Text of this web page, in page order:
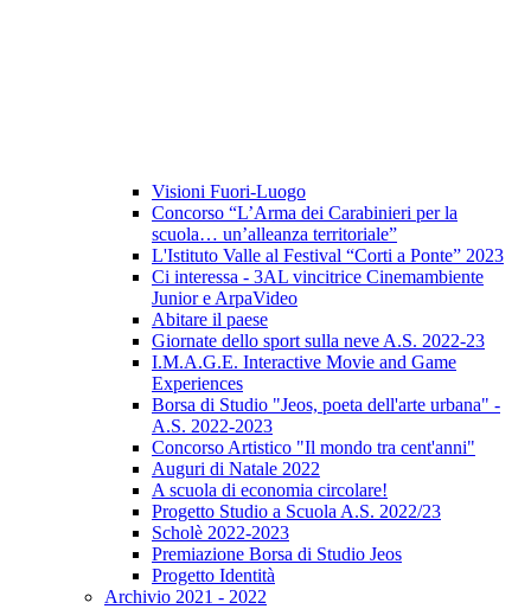
Visioni Fuori-Luogo
Concorso “L’Arma dei Carabinieri per la
scuola… un’alleanza territoriale”
L'Istituto Valle al Festival “Corti a Ponte” 2023
Ci interessa - 3AL vincitrice Cinemambiente
Junior e ArpaVideo
Abitare il paese
Giornate dello sport sulla neve A.S. 2022-23
I.M.A.G.E. Interactive Movie and Game
Experiences
Borsa di Studio "Jeos, poeta dell'arte urbana" -
A.S. 2022-2023
Concorso Artistico "Il mondo tra cent'anni"
Auguri di Natale 2022
A scuola di economia circolare!
Progetto Studio a Scuola A.S. 2022/23
Scholè 2022-2023
Premiazione Borsa di Studio Jeos
Progetto Identità
Archivio 2021 - 2022